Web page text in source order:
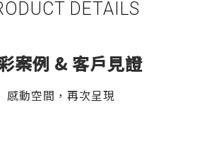
DETAILS
案例 & 客戶見證
感動空間，再次呈現